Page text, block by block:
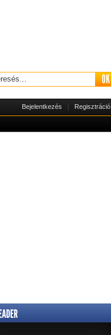
Bejelentkezés Regisztráció